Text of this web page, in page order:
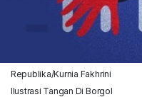
Republika/Kurnia Fakhrini
Ilustrasi Tangan Di Borgol